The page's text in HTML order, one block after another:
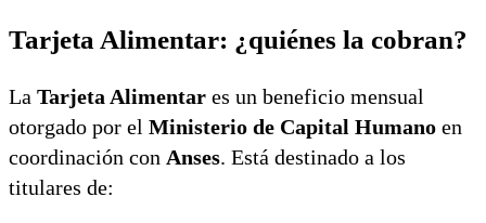
Tarjeta Alimentar: ¿quiénes la cobran?
La Tarjeta Alimentar es un beneficio mensual
otorgado por el Ministerio de Capital Humano en
coordinación con Anses. Está destinado a los
titulares de: